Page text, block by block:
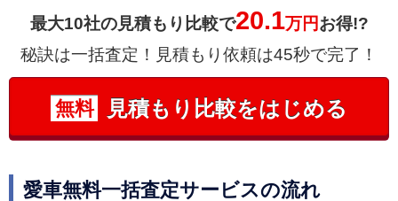
最大10社の見積もり比較で20.1万円お得!?
秘訣は一括査定！見積もり依頼は45秒で完了！
無料 見積もり比較をはじめる
愛車無料一括査定サービスの流れ